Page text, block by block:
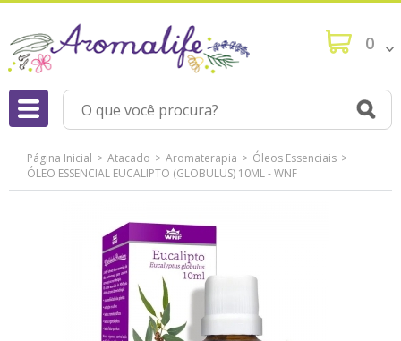
0
Página Inicial Atacado Aromaterapia
Óleos Essenciais
ÓLEO ESSENCIAL EUCALIPTO (GLOBULUS) 10ML - WNF